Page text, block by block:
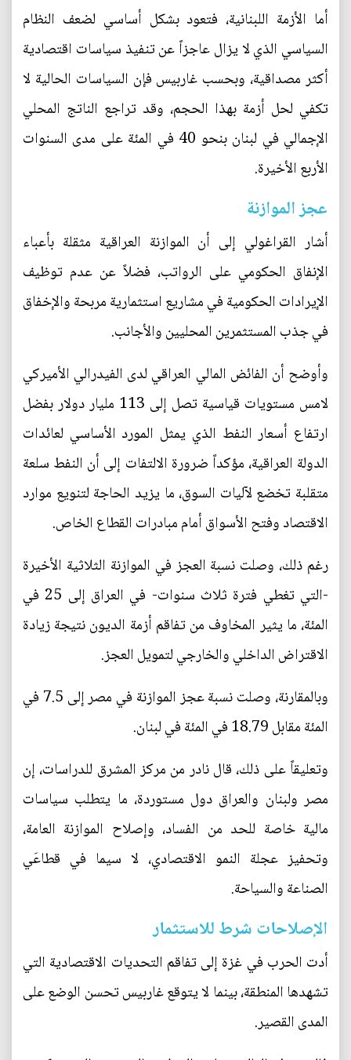
أما الأزمة اللبنانية، فتعود بشكل أساسي لضعف النظام
السياسي الذي لا يزال عاجزاً عن تنفيذ سياسات اقتصادية
أكثر مصداقية، وبحسب غاربيس فإن السياسات الحالية لا
تكفي لحل أزمة بهذا الحجم، وقد تراجع الناتج المحلي
الإجمالي في لبنان بنحو 40 في المئة على مدى السنوات
الأربع الأخيرة.
عجز الموازنة
أشار القراغولي إلى أن الموازنة العراقية مثقلة بأعباء
الإنفاق الحكومي على الرواتب، فضلاً عن عدم توظيف
الإيرادات الحكومية في مشاريع استثمارية مربحة والإخفاق
في جذب المستثمرين المحليين والأجانب.
وأوضح أن الفائض المالي العراقي لدى الفيدرالي الأميركي
لامس مستويات قياسية تصل إلى 113 مليار دولار بفضل
ارتفاع أسعار النفط الذي يمثل المورد الأساسي لعائدات
الدولة العراقية، مؤكداً ضرورة الالتفات إلى أن النفط سلعة
متقلبة تخضع لآليات السوق، ما يزيد الحاجة لتنويع موارد
الاقتصاد وفتح الأسواق أمام مبادرات القطاع الخاص.
رغم ذلك، وصلت نسبة العجز في الموازنة الثلاثية الأخيرة
-التي تغطي فترة ثلاث سنوات- في العراق إلى 25 في
المئة، ما يثير المخاوف من تفاقم أزمة الديون نتيجة زيادة
الاقتراض الداخلي والخارجي لتمويل العجز.
وبالمقارنة، وصلت نسبة عجز الموازنة في مصر إلى 7.5 في
المئة مقابل 18.79 في المئة في لبنان.
وتعليقاً على ذلك، قال نادر من مركز المشرق للدراسات، إن
مصر ولبنان والعراق دول مستوردة، ما يتطلب سياسات
مالية خاصة للحد من الفساد، وإصلاح الموازنة العامة،
وتحفيز عجلة النمو الاقتصادي، لا سيما في قطاعَي
الصناعة والسياحة.
الإصلاحات شرط للاستثمار
أدت الحرب في غزة إلى تفاقم التحديات الاقتصادية التي
تشهدها المنطقة، بينما لا يتوقع غاربيس تحسن الوضع على
المدى القصير.